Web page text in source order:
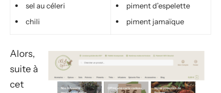
sel au céleri
chili
piment d’espelette
piment jamaïque
Alors,
suite à
cet